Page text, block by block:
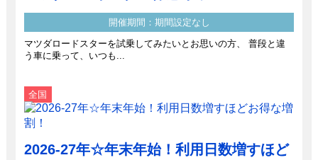
開催期間：期間設定なし
マツダロードスターを試乗してみたいとお思いの方、 普段と違
う車に乗って、いつも...
全国
2026-27年☆年末年始！利用日数増すほど